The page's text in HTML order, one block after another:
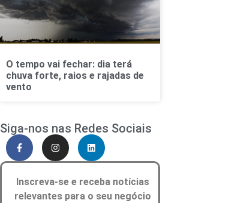
O tempo vai fechar: dia terá
chuva forte, raios e rajadas de
vento
Siga-nos nas Redes Sociais
Inscreva-se e receba notícias
relevantes para o seu negócio